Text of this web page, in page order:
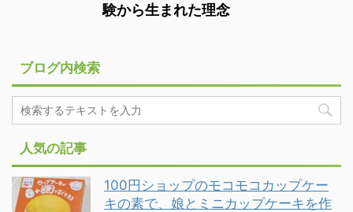
験から生まれた理念
ブログ内検索
人気の記事
100円ショップのモコモコカップケー
キの素で、娘とミニカップケーキを作